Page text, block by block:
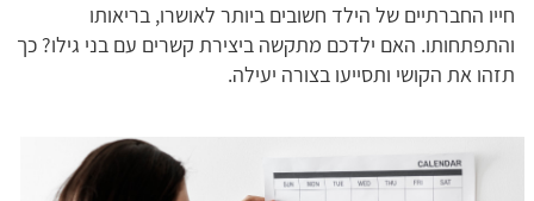
חייו החברתיים של הילד חשובים ביותר לאושרו, בריאותו
והתפתחותו. האם ילדכם מתקשה ביצירת קשרים עם בני גילו? כך
תזהו את הקושי ותסייעו בצורה יעילה.